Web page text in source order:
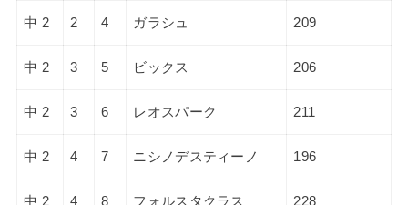
中 2 2 4 ガラシュ 209
中 2 3 5 ビックス 206
中 2 3 6 レオスパーク 211
中 2 4 7 ニシノデスティーノ 196
中 2 4 8 フォルスタクラス 228